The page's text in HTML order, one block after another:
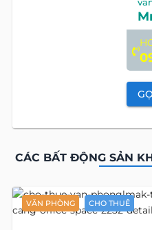
CÁC BẤT ĐỘNG SẢN
VĂN PHÒNG CHO THUÊ